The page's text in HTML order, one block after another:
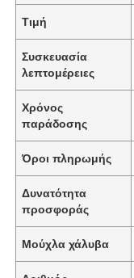
Τιμή
Συσκευασία
λεπτομέρειες
Χρόνος
παράδοσης
Όροι πληρωμής
Δυνατότητα
προσφοράς
Μούχλα χάλυβα